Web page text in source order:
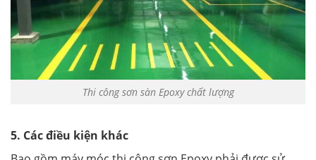
Thi công sơn sàn Epoxy chất lượng
5. Các điều kiện khác